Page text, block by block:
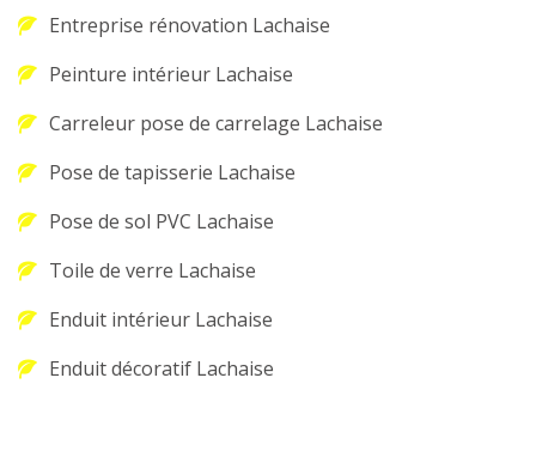
Entreprise rénovation Lachaise
Peinture intérieur Lachaise
Carreleur pose de carrelage Lachaise
Pose de tapisserie Lachaise
Pose de sol PVC Lachaise
Toile de verre Lachaise
Enduit intérieur Lachaise
Enduit décoratif Lachaise